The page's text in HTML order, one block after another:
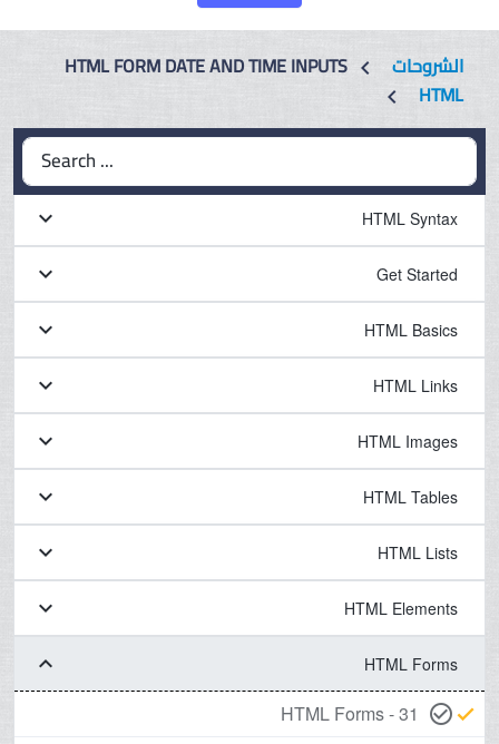
الشروحات chevron_left
HTML FORM DATE AND TIME INPUTS
chevron_left HTML
Search ...
HTML Syntax
keyboard_arrow_down
Get Started
keyboard_arrow_down
HTML Basics
keyboard_arrow_down
HTML Links
keyboard_arrow_down
HTML Images
keyboard_arrow_down
HTML Tables
keyboard_arrow_down
HTML Lists
keyboard_arrow_down
HTML Elements
keyboard_arrow_down
HTML Forms
keyboard_arrow_down
check
check_circle_outline
31 - HTML Forms